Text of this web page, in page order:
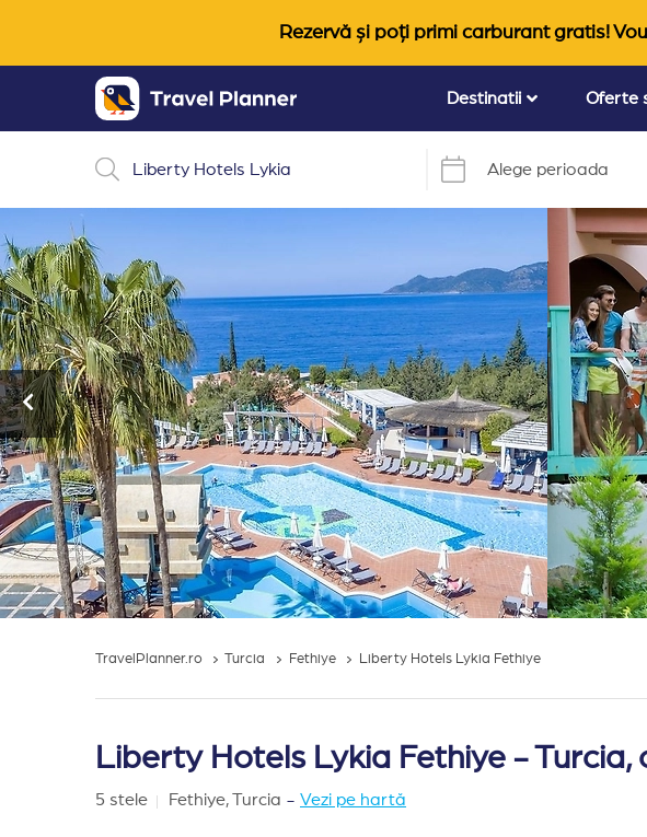
Rezervă și poți primi carburant gratis!
Destinatii Oferte
Alege perioada
TravelPlanner.ro Turcia Fethiye Liberty Hotels Lykia Fethiye
Liberty Hotels Lykia Fethiye - Turcia,
5 stele Fethiye,Turcia - Vezi pe hartă